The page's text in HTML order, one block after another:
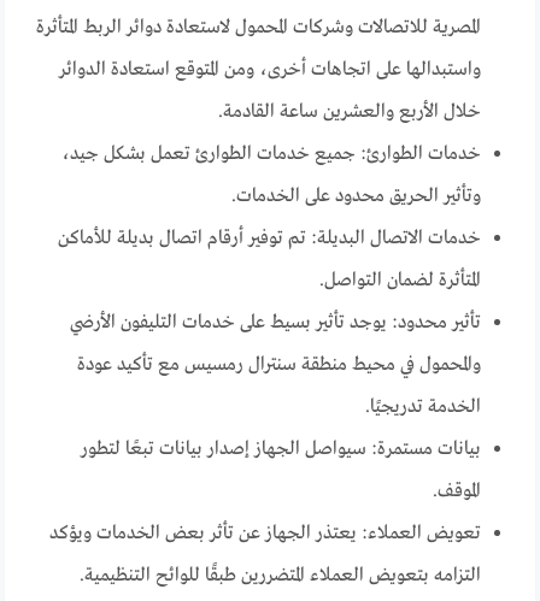
المصرية للاتصالات وشركات المحمول لاستعادة دوائر الربط المتأثرة
واستبدالها على اتجاهات أخرى، ومن المتوقع استعادة الدوائر
خلال الأربع والعشرين ساعة القادمة.
خدمات الطوارئ: جميع خدمات الطوارئ تعمل بشكل جيد،
وتأثير الحريق محدود على الخدمات.
خدمات الاتصال البديلة: تم توفير أرقام اتصال بديلة للأماكن
المتأثرة لضمان التواصل.
تأثير محدود: يوجد تأثير بسيط على خدمات التليفون الأرضي
والمحمول في محيط منطقة سنترال رمسيس مع تأكيد عودة
الخدمة تدريجيًا.
بيانات مستمرة: سيواصل الجهاز إصدار بيانات تبعًا لتطور
الموقف.
تعويض العملاء: يعتذر الجهاز عن تأثر بعض الخدمات ويؤكد
التزامه بتعويض العملاء المتضررين طبقًا للوائح التنظيمية.